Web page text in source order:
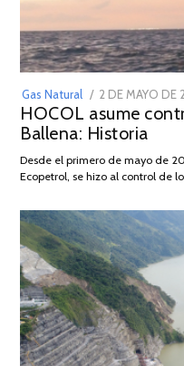
Gas Natural
POSTED
ON
2 DE MAYO DE
HOCOL asume
Ballena: Historia
Desde el primero de mayo de
Ecopetrol, se hizo al control de